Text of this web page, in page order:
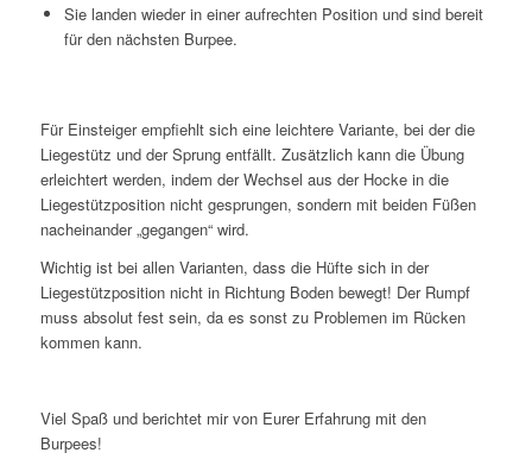
Sie landen wieder in einer aufrechten Position und sind bereit
für den nächsten Burpee.
Für Einsteiger empfiehlt sich eine leichtere Variante, bei der die
Liegestütz und der Sprung entfällt. Zusätzlich kann die Übung
erleichtert werden, indem der Wechsel aus der Hocke in die
Liegestützposition nicht gesprungen, sondern mit beiden Füßen
nacheinander „gegangen“ wird.
Wichtig ist bei allen Varianten, dass die Hüfte sich in der
Liegestützposition nicht in Richtung Boden bewegt! Der Rumpf
muss absolut fest sein, da es sonst zu Problemen im Rücken
kommen kann.
Viel Spaß und berichtet mir von Eurer Erfahrung mit den
Burpees!